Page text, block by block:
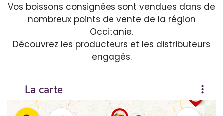
Vos boissons consignées sont vendues dans de
nombreux points de vente de la région
Occitanie.
Découvrez les producteurs et les distributeurs
engagés.